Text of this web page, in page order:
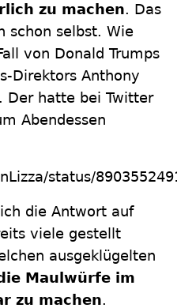
zu machen. Das
schon selbst. Wie
von Donald Trumps
Direktors Anthony
Der hatte bei Twitter
Abendessen
status/
die Antwort auf
viele gestellt
ausgeklügelten
Maulwürfe im
zu machen.